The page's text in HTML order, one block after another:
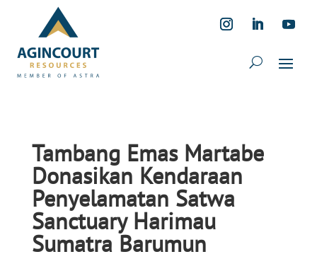
Tambang Emas Martabe
Donasikan Kendaraan
Penyelamatan Satwa
Sanctuary Harimau
Sumatra Barumun